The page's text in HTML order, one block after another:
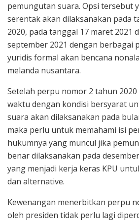
pemungutan suara. Opsi tersebut
serentak akan dilaksanakan pada
2020, pada tanggal 17 maret 2021
september 2021 dengan berbagai
yuridis formal akan bencana
melanda nusantara.
Setelah perpu nomor 2 tahun
waktu dengan kondisi bersyarat
suara akan dilaksanakan pada
maka perlu untuk memahami isi
hukumnya yang muncul jika
benar dilaksanakan pada
yang menjadi kerja keras KPU
dan alternative.
Kewenangan menerbitkan perpu
oleh presiden tidak perlu lagi